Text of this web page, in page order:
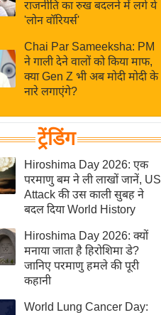
मिसाल बेमिसाल
इंडिया
साहित्य जगत
वर्ल्ड
ब्रीफ
मनोरंजन जगत
राजनीति का रुख बदलने में लगे ये
'लोन वॉरियर्स'
Chai Par Sameeksha: PM
ने गाली देने वालों को किया माफ,
क्या Gen Z भी अब मोदी मोदी के
नारे लगाएंगे?
ट्रेंडिंग
Hiroshima Day 2026: एक
परमाणु बम ने ली लाखों जानें, US
Attack की उस काली सुबह ने
बदल दिया World History
Hiroshima Day 2026: क्यों
मनाया जाता है हिरोशिमा डे?
जानिए परमाणु हमले की पूरी
कहानी
World Lung Cancer Day: